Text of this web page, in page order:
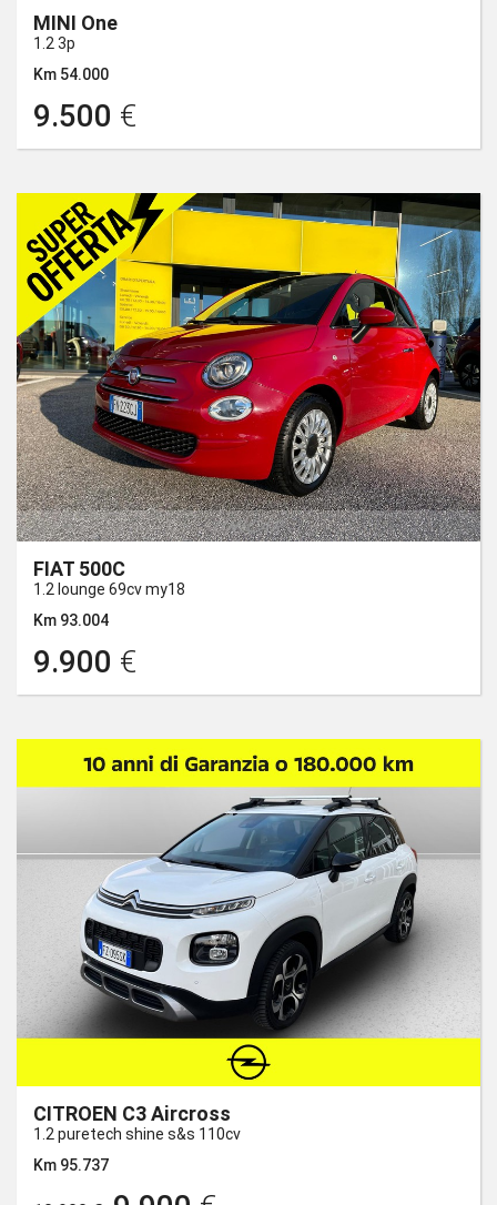
MINI One
1.2 3p
Km 54.000
9.500 €
FIAT 500C
1.2 lounge 69cv my18
Km 93.004
9.900 €
CITROEN C3 Aircross
1.2 puretech shine s&s 110cv
Km 95.737